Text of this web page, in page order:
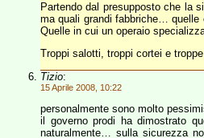
Partendo dal presupposto che la
ma quali grandi fabbriche… quelle
Quelle in cui un operaio
Troppi salotti, troppi cortei e
Tizio:
15 Aprile 2008, 10:22
personalmente sono molto
il governo prodi ha dimostrato
naturalmente… sulla sicurezza